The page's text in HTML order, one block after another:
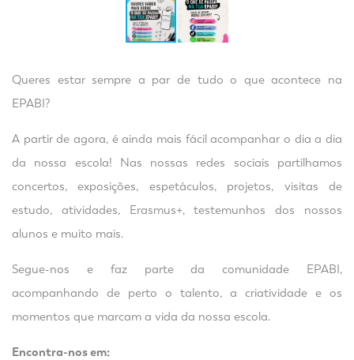
Queres estar sempre a par de tudo o que acontece na
EPABI?
A partir de agora, é ainda mais fácil acompanhar o dia a dia
da nossa escola! Nas nossas redes sociais partilhamos
concertos, exposições, espetáculos, projetos, visitas de
estudo, atividades, Erasmus+, testemunhos dos nossos
alunos e muito mais.
Segue-nos e faz parte da comunidade EPABI,
acompanhando de perto o talento, a criatividade e os
momentos que marcam a vida da nossa escola.
Encontra-nos em: